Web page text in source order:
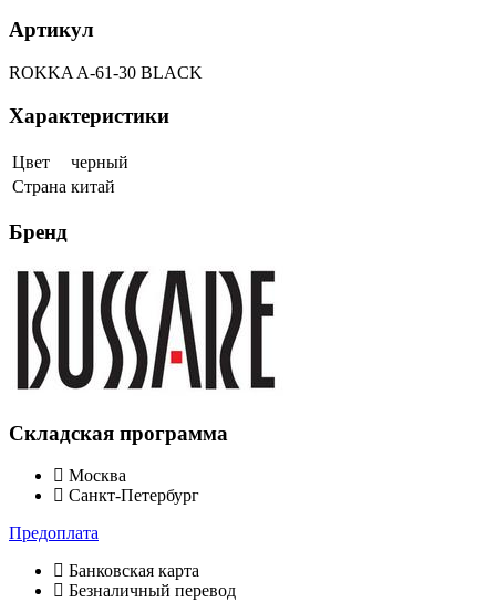
Артикул
ROKKA A-61-30 BLACK
Характеристики
Цвет
черный
Страна китай
Бренд
Складская программа
Москва
Санкт-Петербург
Предоплата
Банковская карта
Безналичный перевод